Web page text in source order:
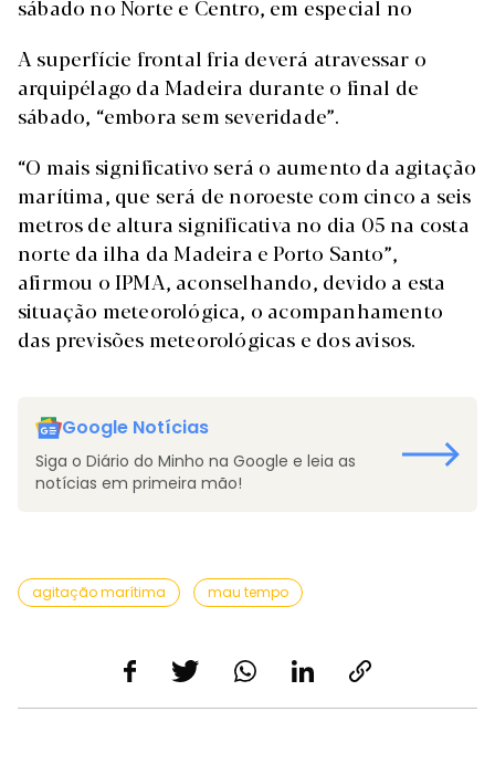
sábado no Norte e Centro, em especial no
A superfície frontal fria deverá atravessar o
arquipélago da Madeira durante o final de
sábado, “embora sem severidade”.
“O mais significativo será o aumento da agitação
marítima, que será de noroeste com cinco a seis
metros de altura significativa no dia 05 na costa
norte da ilha da Madeira e Porto Santo”,
afirmou o IPMA, aconselhando, devido a esta
situação meteorológica, o acompanhamento
das previsões meteorológicas e dos avisos.
Google Notícias
Siga o Diário do Minho na Google e leia as
notícias em primeira mão!
agitação marítima mau tempo